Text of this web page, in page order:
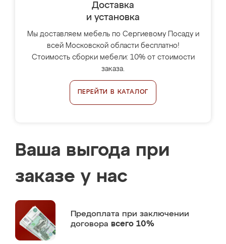
Доставка
и установка
Мы доставляем мебель по Сергиевому Посаду и
всей Московской области бесплатно!
Стоимость сборки мебели: 10% от стоимости
заказа.
ПЕРЕЙТИ В КАТАЛОГ
Ваша выгода при
заказе у нас
Предоплата при заключении
договора всего 10%